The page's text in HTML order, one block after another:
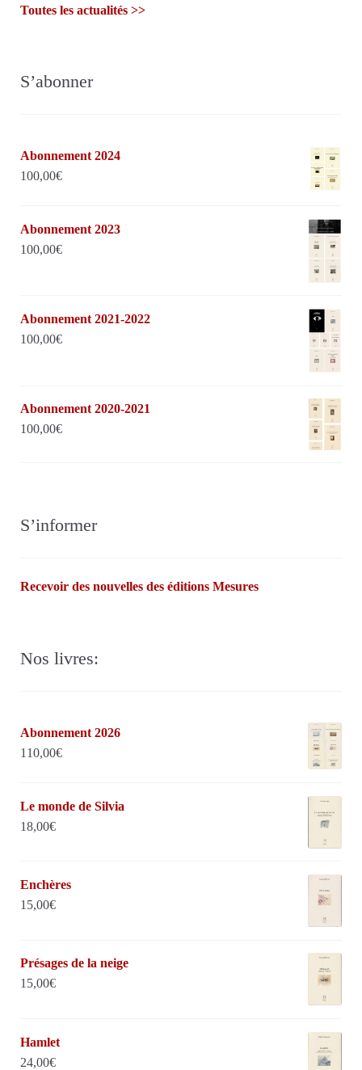
Toutes les actualités >>
S’abonner
Abonnement 2024
100,00€
Abonnement 2023
100,00€
Abonnement 2021-2022
100,00€
Abonnement 2020-2021
100,00€
S’informer
Recevoir des nouvelles des éditions Mesures
Nos livres:
Abonnement 2026
110,00€
Le monde de Silvia
18,00€
Enchères
15,00€
Présages de la neige
15,00€
Hamlet
24,00€